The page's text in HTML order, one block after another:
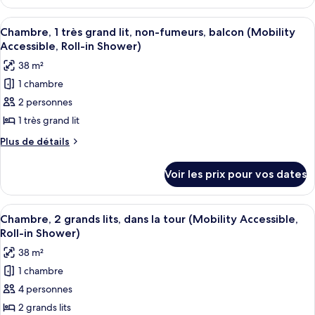
très
grand
lit,
non-
fumeurs,
balcon
(Mobility
Accessible,
Roll-
le
type
de
chambre
très
grand
lit,
non-
balcon
in
Shower)
Afficher
toutes
les
photos
pour
ce
type
de
1
très
grand
lit,
non-
fumeurs,
balcon
(Mobility
Une chambre d’hôtel avec un grand
3
Chambre, 1 très grand lit, non-fumeurs, balcon (Mobility
Accessible, Roll-in Shower)
38 m²
1 chambre
2 personnes
1 très grand lit
Plus de détails
Plus
le
type
de
chambre
très
grand
lit,
non-
Voir les prix pour vos dates
Afficher
toutes
les
photos
pour
ce
type
Une chambre d’hôtel avec deux
4
Chambre, 2 grands lits, dans la tour (Mobility Accessible,
Roll-in Shower)
38 m²
1 chambre
4 personnes
2 grands lits